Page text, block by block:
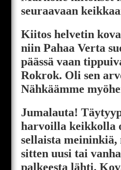
seuraavaan
Kiitos helvetin
niin Pahaa Verta
päässä vaan
Rokrok. Oli sen
Nähkäämme
Jumalauta!
harvoilla keikkolla
sellaista
sitten uusi tai
palkeesta lähti.